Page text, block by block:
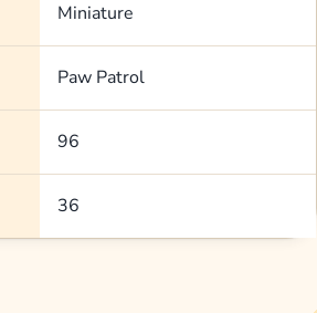
Miniature
Paw Patrol
96
36